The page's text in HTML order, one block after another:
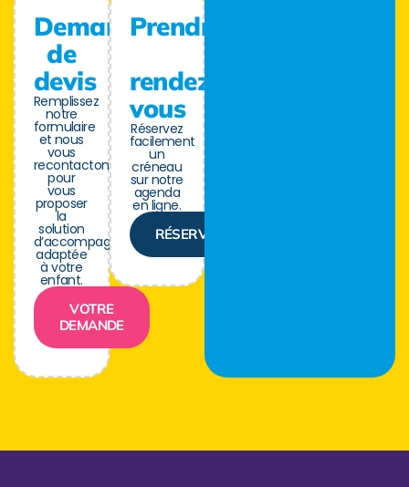
Demande
de
devis
Remplissez
notre
formulaire
et nous
vous
recontactons
pour
vous
proposer
la
solution
d’accompagnement
adaptée
à votre
enfant.
VOTRE
DEMANDE
Prendre
rendez-
vous
Réservez
facilement
un
créneau
sur notre
agenda
en ligne.
RÉSERVER